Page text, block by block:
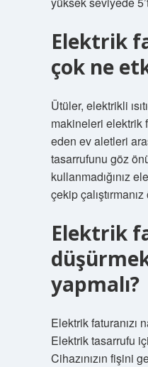
Elektrik
çok ne
Ütüler, elektrikli
makineleri elektrik
eden ev aletleri
tasarrufunu göz
kullanmadığınız
çekip
Elektrik
yapmalı?
Elektrik faturanızı
Elektrik tasarrufu
Cihazınızın fişini